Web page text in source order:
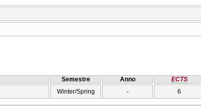
Semestre Anno
ECTS
Winter/Spring - 6